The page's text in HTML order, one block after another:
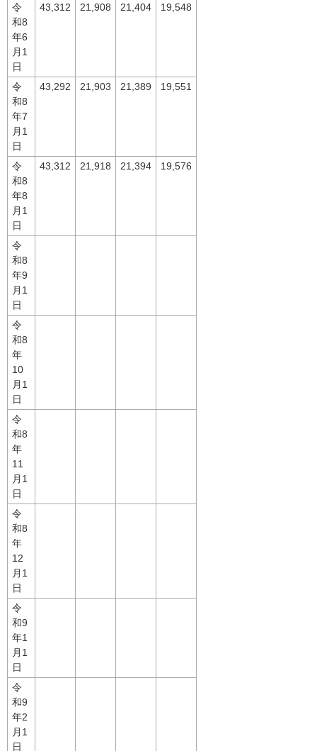
令
和8
年6
月1
日
43,312 21,908 21,404 19,548
令
和8
年7
月1
日
43,292 21,903 21,389 19,551
令
和8
年8
月1
日
43,312 21,918 21,394 19,576
令
和8
年9
月1
日
令
和8
年
10
月1
日
令
和8
年
11
月1
日
令
和8
年
12
月1
日
令
和9
年1
月1
日
令
和9
年2
月1
日